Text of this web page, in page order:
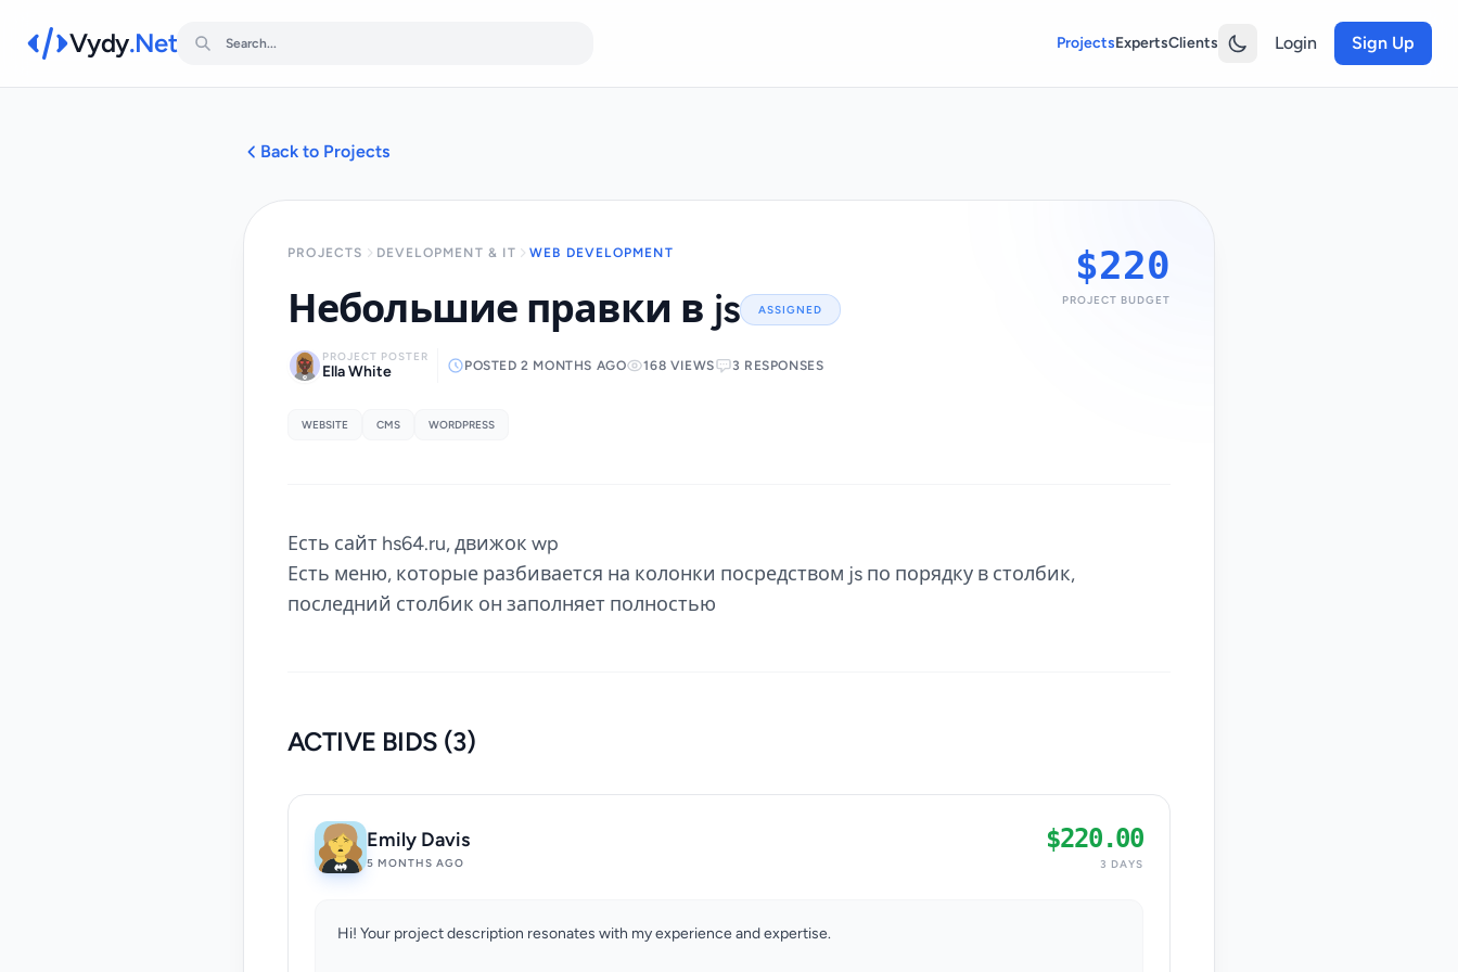
Vydy.Net ProjectsExpertsClients Login Sign Up
Back to Projects
PROJECTS DEVELOPMENT & IT WEB DEVELOPMENT
Небольшие правки в js ASSIGNED
PROJECT POSTER
Ella White POSTED 2 MONTHS AGO 168 VIEWS 3 RESPONSES
WEBSITE CMS WORDPRESS
$220
PROJECT BUDGET
Есть сайт hs64.ru, движок wp
Есть меню, которые разбивается на колонки посредством js по порядку в столбик,
последний столбик он заполняет полностью
ACTIVE BIDS (3)
Emily Davis
5 MONTHS AGO
$220.00
3 DAYS
Hi! Your project description resonates with my experience and expertise.